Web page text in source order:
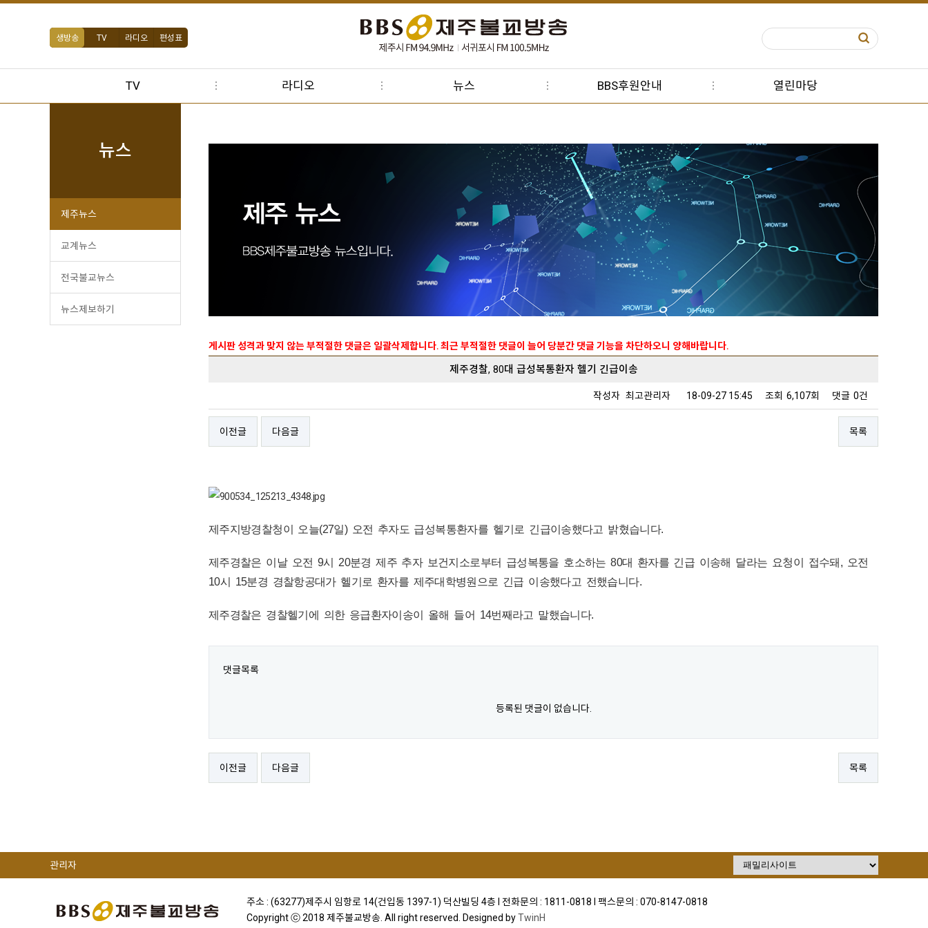
생방송 TV 라디오 편성표
TV 라디오 뉴스 BBS후원안내 열린마당
뉴스
제주뉴스
교계뉴스
전국불교뉴스
뉴스제보하기
게시판 성격과 맞지 않는 부적절한 댓글은 일괄삭제합니다. 최근 부적절한 댓글이 늘어 당분간 댓글 기능을 차단하오니 양해바랍니다.
제주경찰, 80대 급성복통환자 헬기 긴급이송
작성자 최고관리자 18-09-27 15:45 조회 6,107회 댓글 0건
이전글 다음글 목록
제주지방경찰청이 오늘(27일) 오전 추자도 급성복통환자를 헬기로 긴급이송했다고 밝혔습니다.
제주경찰은 이날 오전 9시 20분경 제주 추자 보건지소로부터 급성복통을 호소하는 80대 환자를 긴급 이송해 달라는 요청이 접수돼, 오전
10시 15분경 경찰항공대가 헬기로 환자를 제주대학병원으로 긴급 이송했다고 전했습니다.
제주경찰은 경찰헬기에 의한 응급환자이송이 올해 들어 14번째라고 말했습니다.
댓글목록
등록된 댓글이 없습니다.
이전글 다음글 목록
관리자
주소 : (63277)제주시 임항로 14(건입동 1397-1) 덕산빌딩 4층 I 전화문의 : 1811-0818 I 팩스문의 : 070-8147-0818
Copyright ⓒ 2018 제주불교방송. All right reserved. Designed byTwinH